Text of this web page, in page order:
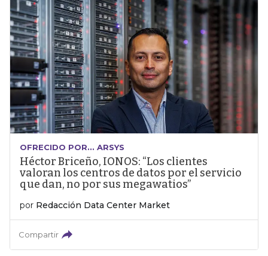
OFRECIDO POR... ARSYS
Héctor Briceño, IONOS: “Los clientes
valoran los centros de datos por el servicio
que dan, no por sus megawatios”
por Redacción Data Center Market
Compartir